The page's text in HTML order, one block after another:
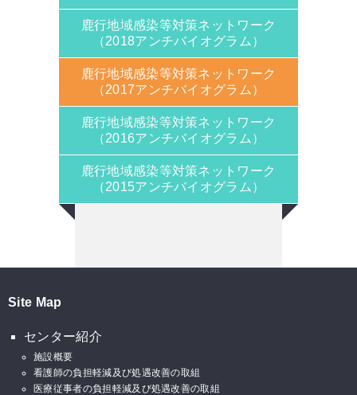
鹿行地域感染等対策ネットワーク
（2018アンチバイオグラム）
鹿行地域感染等対策ネットワーク
（2017アンチバイオグラム）
鹿行地域感染等対策ネットワーク
（2016アンチバイオグラム）
鹿行地域感染等対策ネットワーク
（2015アンチバイオグラム）
Site Map
センター紹介
施設概要
看護師の負担軽減及び処遇改善の取組
医療従事者の負担軽減及び処遇改善の取組